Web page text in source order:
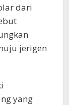
dari
jerigen
yang